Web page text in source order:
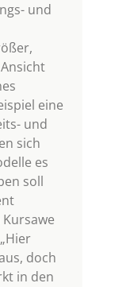
und
eine
und
sich
es
soll
doch
in den